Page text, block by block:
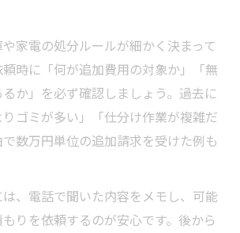
家電の処分ルールが細かく決まって
時に「何が追加費用の対象か」「無
か」を必ず確認しましょう。過去に
ゴミが多い」「仕分け作業が複雑だ
数万円単位の追加請求を受けた例も
、電話で聞いた内容をメモし、可能
りを依頼するのが安心です。後から